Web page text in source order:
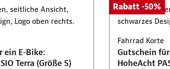
ein E-Bike:
Terra (Größe S)
Rabatt -50%
Fahrrad Korte
Gutschein
HoheAcht